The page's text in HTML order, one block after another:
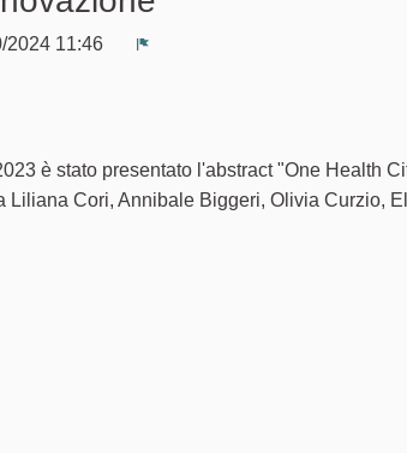
2024 11:46
è stato presentato l'abstract "One Health
Liliana Cori, Annibale Biggeri, Olivia Curzio,